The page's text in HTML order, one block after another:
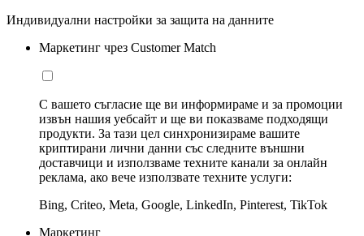
Индивидуални настройки за защита на данните
Маркетинг чрез Customer Match
С вашето съгласие ще ви информираме и за промоции
извън нашия уебсайт и ще ви показваме подходящи
продукти. За тази цел синхронизираме вашите
криптирани лични данни със следните външни
доставчици и използваме техните канали за онлайн
реклама, ако вече използвате техните услуги:
Bing, Criteo, Meta, Google, LinkedIn, Pinterest, TikTok
Маркетинг